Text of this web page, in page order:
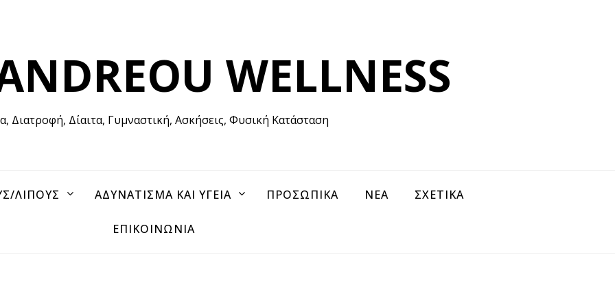
WELLNESS
Διατροφή, Δίαιτα, Γυμναστική, Ασκήσεις, Φυσική Κατάσταση
ΛΙΠΟΥΣ ΑΔΥΝΑΤΙΣΜΑ ΚΑΙ ΥΓΕΙΑ ΠΡΟΣΩΠΙΚΑ ΝΕΑ ΣΧΕΤΙΚΑ
ΕΠΙΚΟΙΝΩΝΙΑ